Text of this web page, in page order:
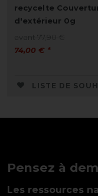
recycelte
d'extérieur 0g
74,00 € *
LISTE DE
Pensez à
Les ressources